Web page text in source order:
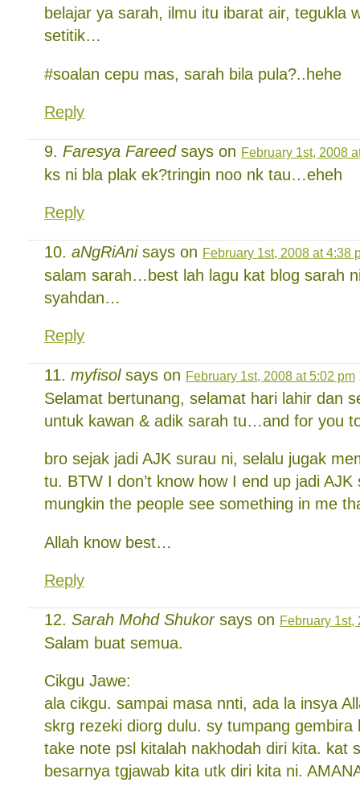
belajar ya sarah, ilmu itu ibarat air, tegukla
setitik…
#soalan cepu mas, sarah bila pula?..hehe
Reply
Faresya Fareedsays on February 1st, 2008
ks ni bla plak ek?tringin noo nk tau…eheh
Reply
aNgRiAnisays on February 1st, 2008 at 4:38
salam sarah…best lah lagu kat blog sarah
syahdan…
Reply
myfisolsays on February 1st, 2008 at 5:02 pm
Selamat bertunang, selamat hari lahir dan
untuk kawan & adik sarah tu…and for you
bro sejak jadi AJK surau ni, selalu jugak
tu. BTW I don’t know how I end up jadi
mungkin the people see something in me
Allah know best…
Reply
Sarah Mohd Shukorsays on February 1st,
Salam buat semua.
Cikgu Jawe:
ala cikgu. sampai masa nnti, ada la insya
skrg rezeki diorg dulu. sy tumpang
take note psl kitalah nakhodah diri kita. kat
besarnya tgjawab kita utk diri kita ni.